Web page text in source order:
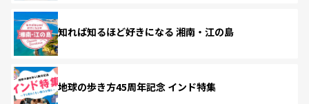
知れば知るほど好きになる 湘南・江の島
地球の歩き方45周年記念 インド特集